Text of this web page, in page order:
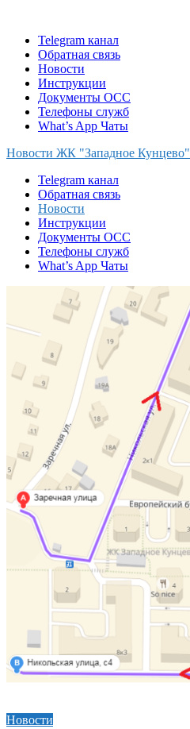
contentTelegram канал
Обратная связь
Новости
Инструкции
Документы ОСС
Телефоны служб
What’s App Чаты
Новости ЖК "Западное Кунцево"
Telegram канал
Обратная связь
Новости
Инструкции
Документы ОСС
Телефоны служб
What’s App Чаты
Новости